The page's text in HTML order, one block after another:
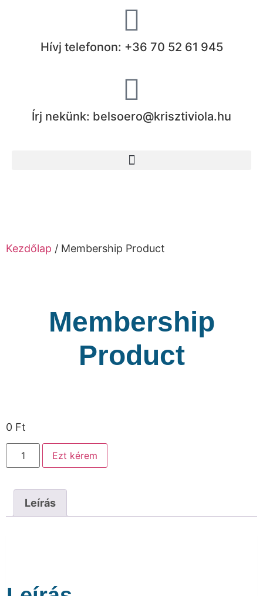
Hívj telefonon: +36 70 52 61 945
Írj nekünk: belsoero@krisztiviola.hu
Kezdőlap / Membership Product
Membership
Product
0 Ft
Ezt kérem
Leírás